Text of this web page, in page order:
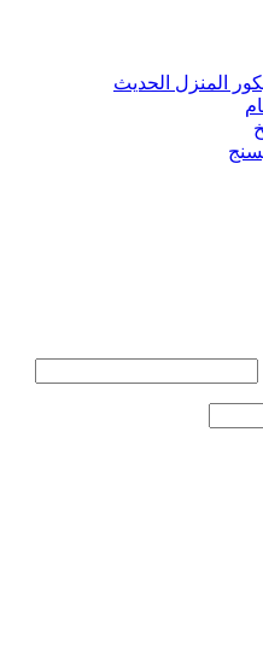
المنزل الحديث